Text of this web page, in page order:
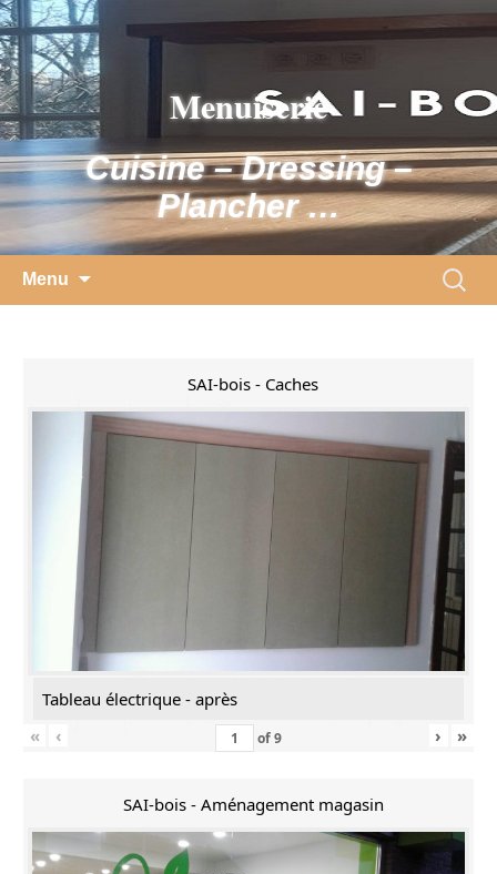
Skip
to
content
Menuiserie
Cuisine – Dressing –
Plancher …
Menu
Search
for:
SAI-bois - Caches
Tableau électrique - après
«
‹ of9 › »
SAI-bois - Aménagement magasin